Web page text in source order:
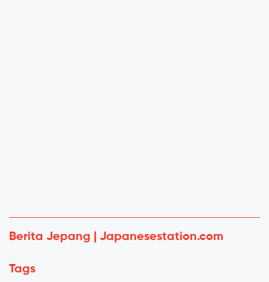
Berita Jepang | Japanesestation.com
Tags